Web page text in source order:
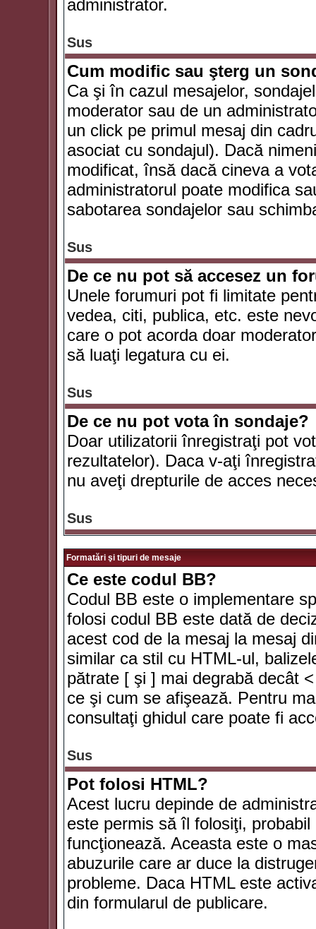
administrator.
Sus
Cum modific sau şterg un
Ca şi în cazul mesajelor,
moderator sau de un
un click pe primul mesaj din
asociat cu sondajul). Dacă
modificat, însă dacă cineva a
administratorul poate modifica
sabotarea sondajelor sau
Sus
De ce nu pot să accesez un
Unele forumuri pot fi limitate
vedea, citi, publica, etc. este
care o pot acorda doar
să luaţi legatura cu ei.
Sus
De ce nu pot vota în sondaje?
Doar utilizatorii înregistraţi pot
rezultatelor). Daca v-aţi
nu aveţi drepturile de acces
Sus
Formatări şi tipuri de mesaje
Ce este codul BB?
Codul BB este o implementare
folosi codul BB este dată de
acest cod de la mesaj la mesaj
similar ca stil cu HTML-ul,
pătrate [ şi ] mai degrabă decât
ce şi cum se afişează. Pentru
consultaţi ghidul care poate fi
Sus
Pot folosi HTML?
Acest lucru depinde de
este permis să îl folosiţi,
funcţionează. Aceasta este o
abuzurile care ar duce la
probleme. Daca HTML este
din formularul de publicare.